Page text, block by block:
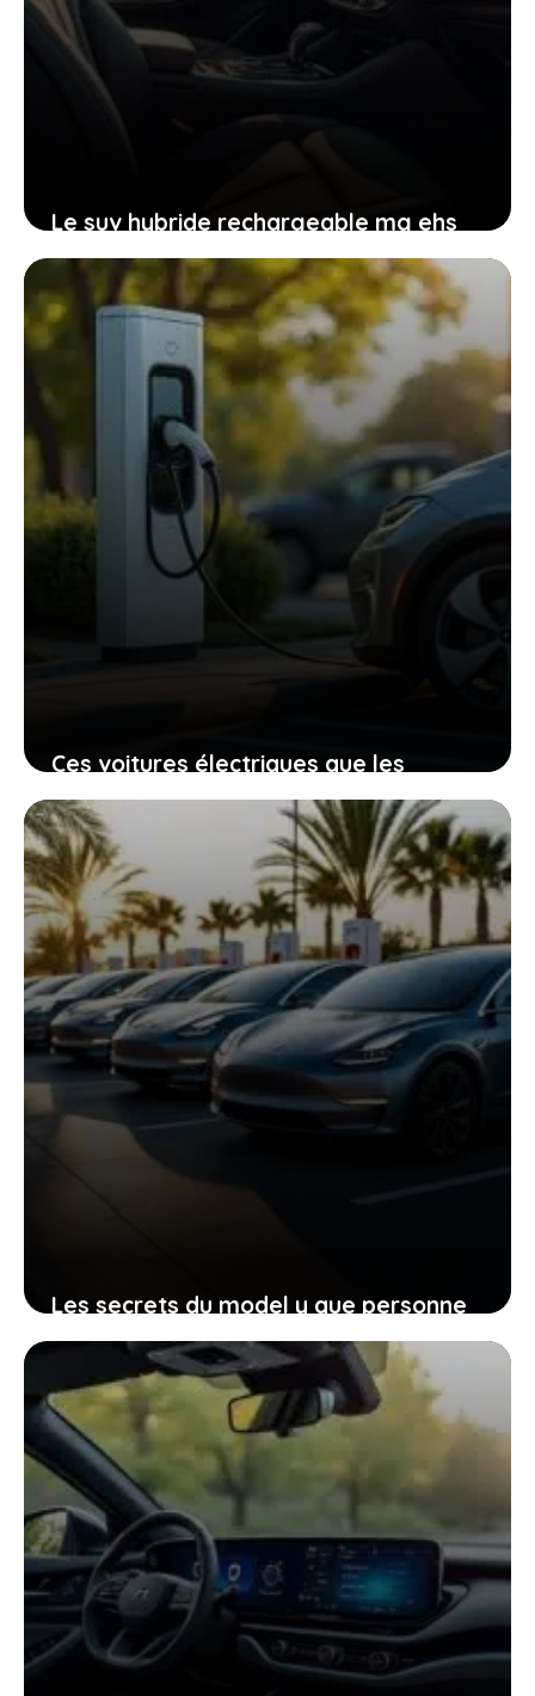
Le suv hybride rechargeable mg ehs
qui combine design, puissance et
économie au quotidien
Ces voitures électriques que les
Français boudent, et ce que cela dit
sur vos besoins réels en mobilité
10 janvier 2026
Les secrets du model y que personne
n’attendait et son autonomie jamais
vue en france
9 janvier 2026